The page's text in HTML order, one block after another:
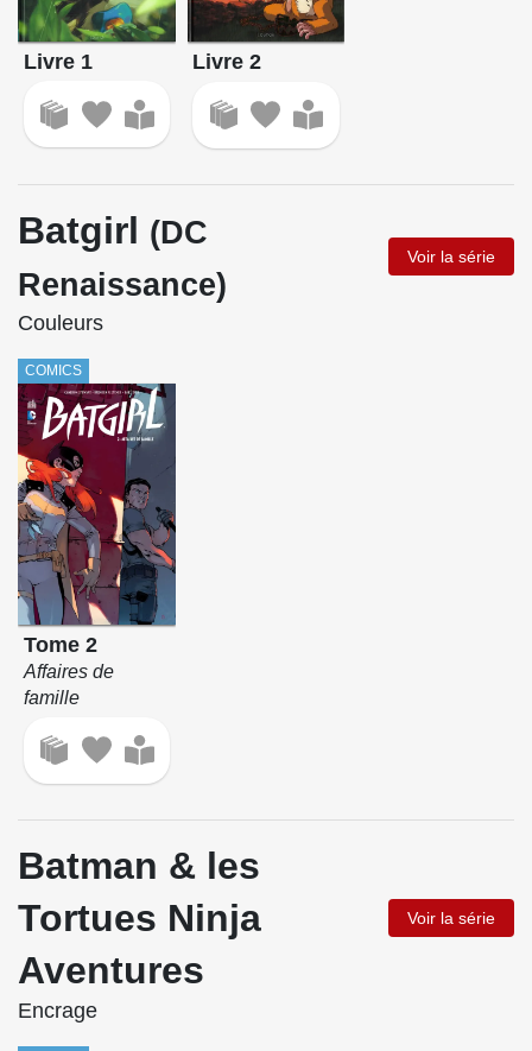
Livre 1 Livre 2
Batgirl (DC
Renaissance)
Voir la série
Couleurs
COMICS
Tome 2
Affaires de
famille
Batman & les
Tortues Ninja
Aventures
Voir la série
Encrage